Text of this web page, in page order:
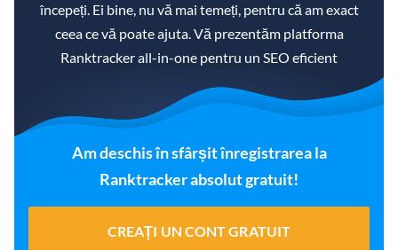
începeți. Ei bine, nu vă mai temeți, pentru că am exact
ceea ce vă poate ajuta. Vă prezentăm platforma
Ranktracker all-in-one pentru un SEO eficient
Am deschis în sfârșit înregistrarea la
Ranktracker absolut gratuit!
CREAȚI UN CONT GRATUIT